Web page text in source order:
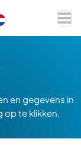
en gegevens in
op te klikken.